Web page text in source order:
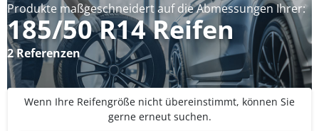
Produkte maßgeschneidert auf die Abmessungen Ihrer:
185/50 R14 Reifen
2 Referenzen
Wenn Ihre Reifengröße nicht übereinstimmt, können Sie
gerne erneut suchen.